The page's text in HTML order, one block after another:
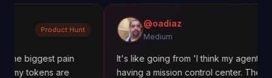
pain
are
@oadiaz
Medium
It's like going from 'I think my agents are
having a mission control center. The cost tracking